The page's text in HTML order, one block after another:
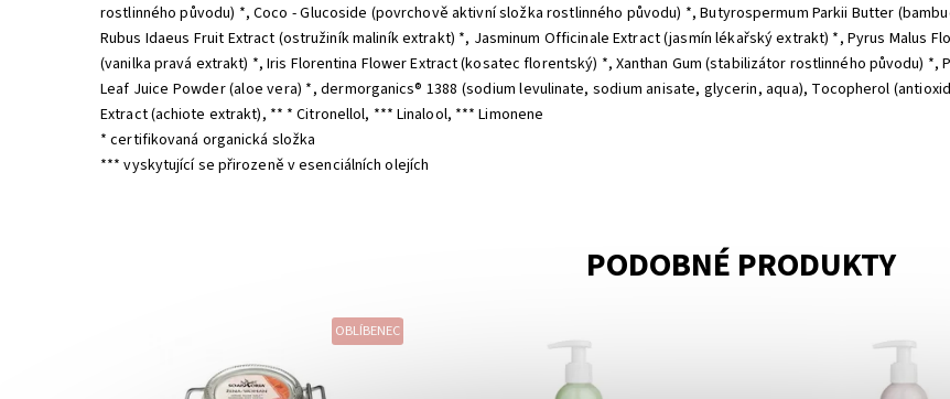
rostlinného původu) *, Coco - Glucoside (povrchově aktivní složka rostlinného původu) *, Butyrospermum Parkii Butter
Rubus Idaeus Fruit Extract (ostružiník maliník extrakt) *, Jasminum Officinale Extract (jasmín lékařský extrakt) *, Pyrus Malus
(vanilka pravá extrakt) *, Iris Florentina Flower Extract (kosatec florentský) *, Xanthan Gum (stabilizátor rostlinného původu) *,
Leaf Juice Powder (aloe vera) *, dermorganics® 1388 (sodium levulinate, sodium anisate, glycerin, aqua), Tocopherol
Extract (achiote extrakt), ** * Citronellol, *** Linalool, *** Limonene
* certifikovaná organická složka
*** vyskytující se přirozeně v esenciálních olejích
PODOBNÉ PRODUKTY
OBLÍBENEC
Momentálně vyprodáno
Soaphoria
Momentálně vyprodáno
Soaphoria
Skladem
Soaphoria